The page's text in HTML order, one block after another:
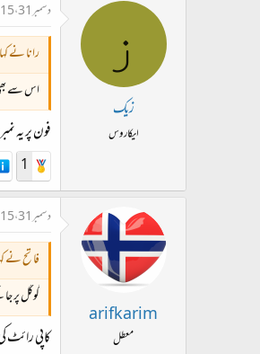
ز
زیک
ایکاروس
دسمبر 31، 2015
رانا نے
اس سے بھی آسان طریقہ یہ ہے کہ
فون پر یہ
1
arifkarim
معطل
دسمبر 31، 2015
فاتح نے
گوگل پر
کاپی رائٹ